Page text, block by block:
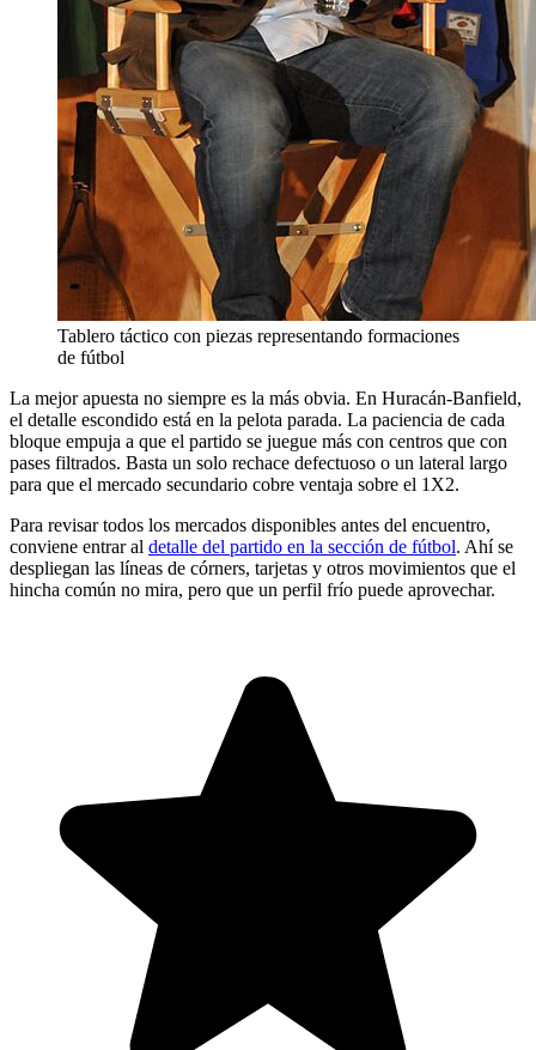
Tablero táctico con piezas representando formaciones
de fútbol
La mejor apuesta no siempre es la más obvia. En Huracán-Banfield,
el detalle escondido está en la pelota parada. La paciencia de cada
bloque empuja a que el partido se juegue más con centros que con
pases filtrados. Basta un solo rechace defectuoso o un lateral largo
para que el mercado secundario cobre ventaja sobre el 1X2.
Para revisar todos los mercados disponibles antes del encuentro,
conviene entrar al detalle del partido en la sección de fútbol. Ahí se
despliegan las líneas de córners, tarjetas y otros movimientos que el
hincha común no mira, pero que un perfil frío puede aprovechar.